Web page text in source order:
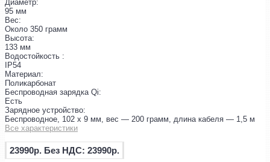
Диаметр:
95 мм
Вес:
Около 350 грамм
Высота:
133 мм
Водостойкость :
IP54
Материал:
Поликарбонат
Беспроводная зарядка Qi:
Есть
Зарядное устройство:
Беспроводное, 102 х 9 мм, вес — 200 грамм, длина кабеля — 1,5 м
Все характеристики
23990р. Без НДС: 23990р.